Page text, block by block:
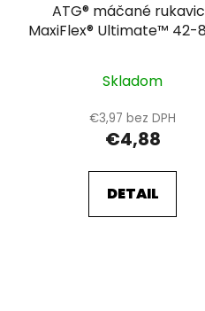
ATG® máčané
MaxiFlex® Ultimate™ 42-
Skladom
€3,97 bez DPH
€4,88
DETAIL